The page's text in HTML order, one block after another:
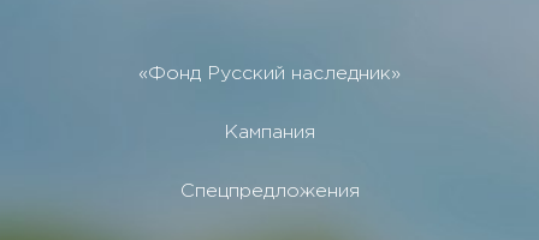
«Фонд Русский наследник»
Кампания
Спецпредложения